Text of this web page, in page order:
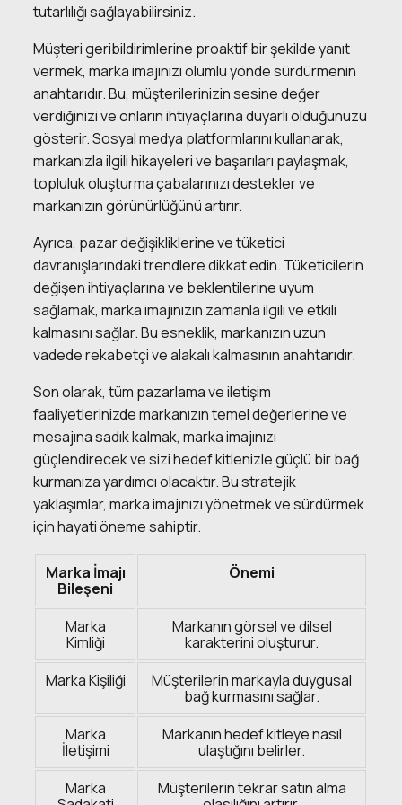
tutarlılığı sağlayabilirsiniz.
Müşteri geribildirimlerine proaktif bir şekilde yanıt
vermek, marka imajınızı olumlu yönde sürdürmenin
anahtarıdır. Bu, müşterilerinizin sesine değer
verdiğinizi ve onların ihtiyaçlarına duyarlı olduğunuzu
gösterir. Sosyal medya platformlarını kullanarak,
markanızla ilgili hikayeleri ve başarıları paylaşmak,
topluluk oluşturma çabalarınızı destekler ve
markanızın görünürlüğünü artırır.
Ayrıca, pazar değişikliklerine ve tüketici
davranışlarındaki trendlere dikkat edin. Tüketicilerin
değişen ihtiyaçlarına ve beklentilerine uyum
sağlamak, marka imajınızın zamanla ilgili ve etkili
kalmasını sağlar. Bu esneklik, markanızın uzun
vadede rekabetçi ve alakalı kalmasının anahtarıdır.
Son olarak, tüm pazarlama ve iletişim
faaliyetlerinizde markanızın temel değerlerine ve
mesajına sadık kalmak, marka imajınızı
güçlendirecek ve sizi hedef kitlenizle güçlü bir bağ
kurmanıza yardımcı olacaktır. Bu stratejik
yaklaşımlar, marka imajınızı yönetmek ve sürdürmek
için hayati öneme sahiptir.
Marka İmajı
Bileşeni
Önemi
Marka
Kimliği
Markanın görsel ve dilsel
karakterini oluşturur.
Marka Kişiliği
Müşterilerin markayla duygusal
bağ kurmasını sağlar.
Marka
İletişimi
Markanın hedef kitleye nasıl
ulaştığını belirler.
Marka
Müşterilerin tekrar satın alma